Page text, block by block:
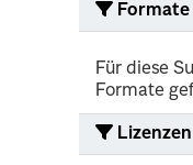
Formate
Für diese
Formate
Lizenzen